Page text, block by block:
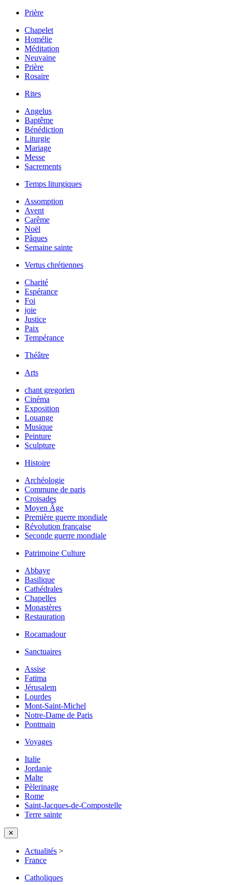
Prière
Chapelet
Homélie
Méditation
Neuvaine
Prière
Rosaire
Rites
Angelus
Baptême
Bénédiction
Liturgie
Mariage
Messe
Sacrements
Temps liturgiques
Assomption
Avent
Carême
Noël
Pâques
Semaine sainte
Vertus chrétiennes
Charité
Espérance
Foi
joie
Justice
Paix
Tempérance
Théâtre
Arts
chant gregorien
Cinéma
Exposition
Louange
Musique
Peinture
Sculpture
Histoire
Archéologie
Commune de paris
Croisades
Moyen Âge
Première guerre mondiale
Révolution française
Seconde guerre mondiale
Patrimoine Culture
Abbaye
Basilique
Cathédrales
Chapelles
Monastères
Restauration
Rocamadour
Sanctuaires
Assise
Fatima
Jérusalem
Lourdes
Mont-Saint-Michel
Notre-Dame de Paris
Pontmain
Voyages
Italie
Jordanie
Malte
Pèlerinage
Rome
Saint-Jacques-de-Compostelle
Terre sainte
✕
Actualités >
France
Catholiques